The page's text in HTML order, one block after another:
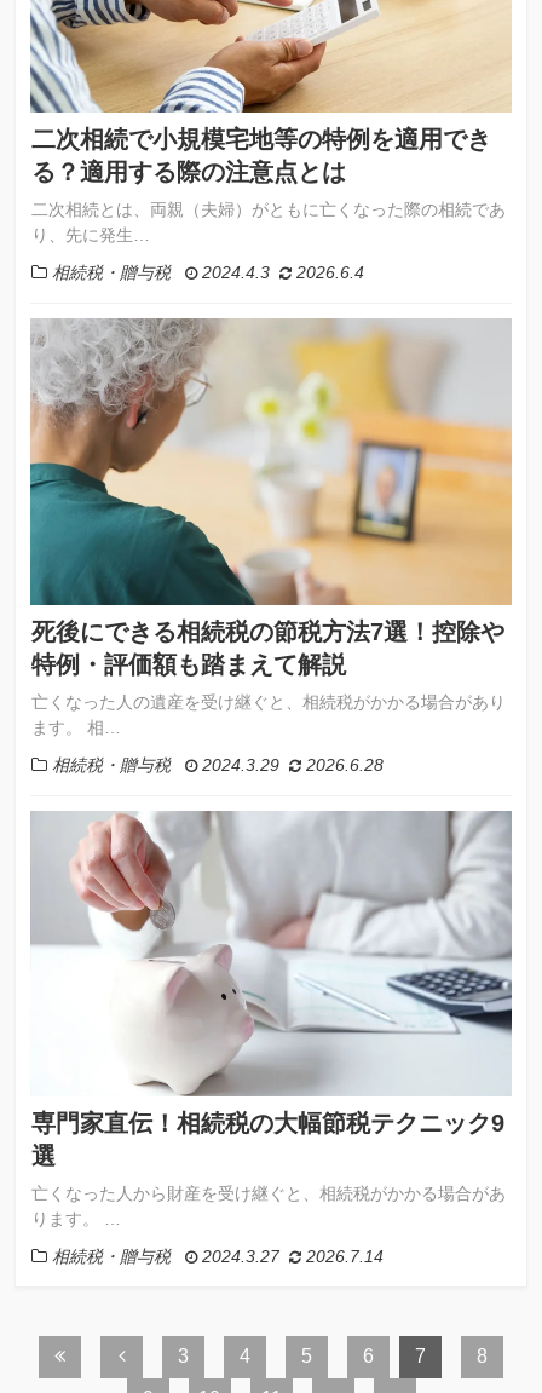
二次相続で小規模宅地等の特例を適用でき
る？適用する際の注意点とは
二次相続とは、両親（夫婦）がともに亡くなった際の相続であ
り、先に発生…
2024.4.3
2026.6.4
相続税・贈与税
死後にできる相続税の節税方法7選！控除や
特例・評価額も踏まえて解説
亡くなった人の遺産を受け継ぐと、相続税がかかる場合があり
ます。 相…
2024.3.29
2026.6.28
相続税・贈与税
専門家直伝！相続税の大幅節税テクニック9
選
亡くなった人から財産を受け継ぐと、相続税がかかる場合があ
ります。 …
2024.3.27
2026.7.14
相続税・贈与税
3 4 5 6 7 8